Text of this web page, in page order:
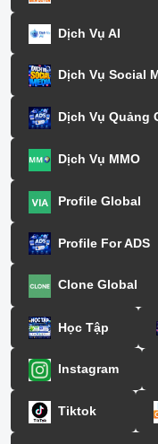
Dịch Vụ AI
Dịch Vụ Social
Dịch Vụ Quảng
Dịch Vụ MMO
Profile Global
Profile For ADS
Clone Global
Học Tập
Instagram
Tiktok